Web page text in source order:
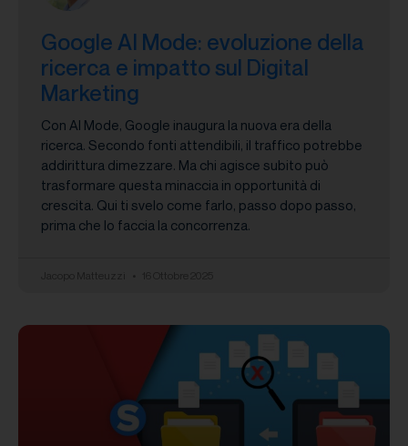
Google AI Mode: evoluzione della
ricerca e impatto sul Digital
Marketing
Con AI Mode, Google inaugura la nuova era della
ricerca. Secondo fonti attendibili, il traffico potrebbe
addirittura dimezzare. Ma chi agisce subito può
trasformare questa minaccia in opportunità di
crescita. Qui ti svelo come farlo, passo dopo passo,
prima che lo faccia la concorrenza.